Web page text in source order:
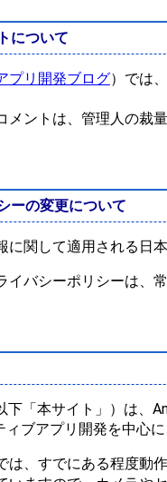
について
プリ開発ブログ）では
メントは、管理人の裁
ーの変更について
に関して適用される日
イバシーポリシーは、
下「本サイト」）は、
ィブアプリ開発を中心
は、すでにある程度動